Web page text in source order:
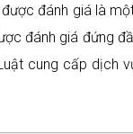
đánh giá là
đánh giá đứng
cung cấp dịch